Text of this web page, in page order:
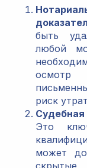
быть
любой
осмотр
риск
Это
может